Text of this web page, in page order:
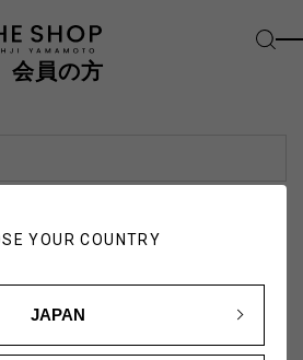
YOUR COUNTRY
JAPAN
会員の方